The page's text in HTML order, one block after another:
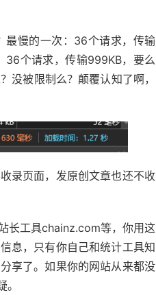
最慢的一次：36个请求，传输
36个请求，传输999KB，要么
没被限制么？颠覆认知了啊，
录页面，发原创文章也还不收
长工具chainz.com等，你用这
息，只有你自己和统计工具知
享了。如果你的网站从来都没